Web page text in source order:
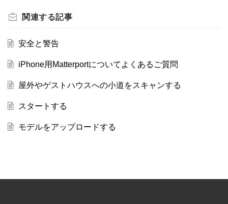
関連する記事
安全と警告
iPhone用Matterportについてよくあるご質問
屋外やゲストハウスへの小道をスキャンする
スタートする
モデルをアップロードする